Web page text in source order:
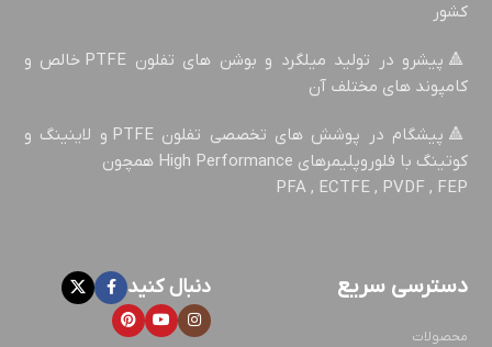
کشور
🔺پیشرو در تولید میلگرد و بوشن های تفلون PTFE خالص و
کامپوند های مختلف آن
🔺پيشگام در پوشش های تخصصی تفلون PTFE و لاینینگ و
کوتینگ با فلوروپليمرهاي High Performance همچون
PFA , ECTFE , PVDF , FEP
دسترسی سریع
محصولات
دنبال کنید